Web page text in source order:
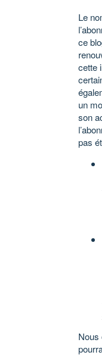
Le
ce
cette
un
son
pas
Nous